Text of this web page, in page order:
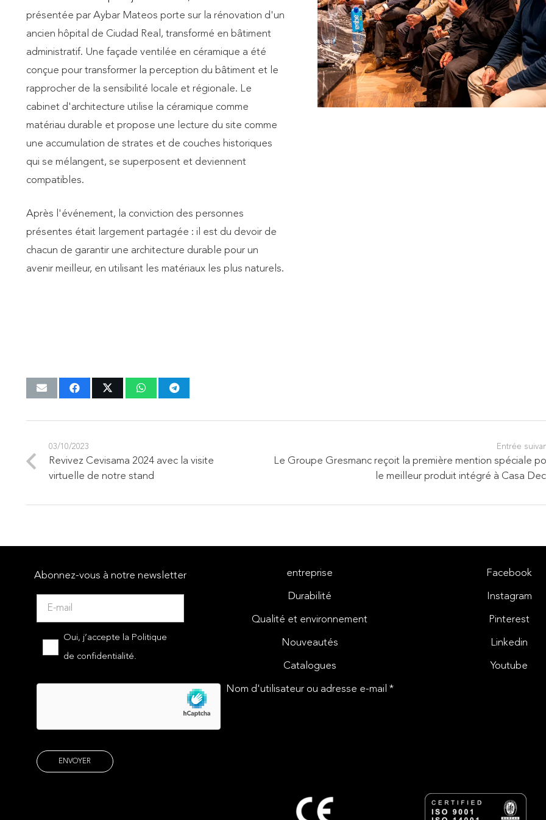
présentée par Aybar Mateos porte sur la rénovation d'un
ancien hôpital de Ciudad Real, transformé en bâtiment
administratif. Une façade ventilée en céramique a été
conçue pour transformer la perception du bâtiment et le
rapprocher de la sensibilité locale et régionale. Le
cabinet d'architecture utilise la céramique comme
matériau durable et propose une lecture du site comme
une accumulation de strates et de couches historiques
qui se mélangent, se superposent et deviennent
compatibles.
Après l'événement, la conviction des personnes
présentes était largement partagée : il est du devoir de
chacun de garantir une architecture durable pour un
avenir meilleur, en utilisant les matériaux les plus naturels.
03/10/2023
Revivez Cevisama 2024 avec la visite
virtuelle de notre stand
Entrée
Le Groupe Gresmanc reçoit la première mention spéciale
le meilleur produit intégré à Casa
Abonnez-vous à notre newsletter
Oui, j’accepte la Politique
de confidentialité.
entreprise
Durabilité
Qualité et environnement
Nouveautés
Catalogues
Nom d'utilisateur ou adresse e-mail *
Facebook
Instagram
Pinterest
Linkedin
Youtube